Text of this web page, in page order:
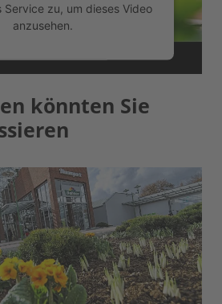
zu, um dieses Video
anzusehen.
Informationen
Akzeptieren
könnten Sie